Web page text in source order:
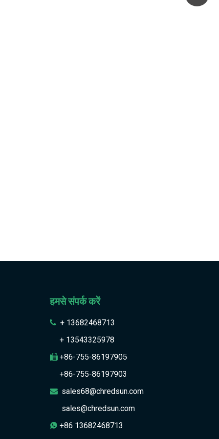
हमसे संपर्क करें
+ 13682468713
+ 13543325978
+86-755-86197905
+86-755-86197903
 sales68@chredsun.com
sales@chredsun.com
 +86 13682468713